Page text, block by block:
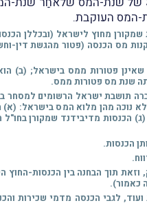
מחוץ לישראל (ובכללן
הכנסה (פטור מהגשת דין-
פטורות ממס בישראל; (ב)
שנת מס פטורות ממס.
תושבת ישראל הרשומים למסחר
נוכה מהן מלוא המס בישראל: (א)
הכנסות.
תוך הבחנה בין הכנסות-
כאמור).
לגבי הכנסה מדמי שכירות